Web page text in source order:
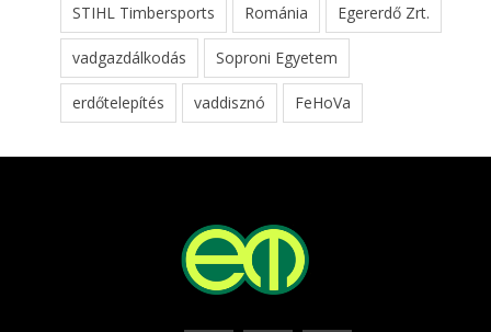
STIHL Timbersports Románia Egererdő Zrt.
vadgazdálkodás Soproni Egyetem
erdőtelepítés vaddisznó FeHoVa